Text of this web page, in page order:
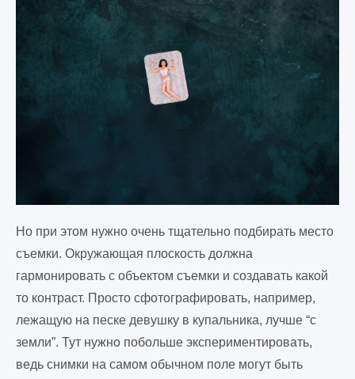
Но при этом нужно очень тщательно подбирать место
съемки. Окружающая плоскость должна
гармонировать с объектом съемки и создавать какой
то контраст. Просто сфотографировать, например,
лежащую на песке девушку в купальника, лучше “с
земли”. Тут нужно побольше экспериментировать,
ведь снимки на самом обычном поле могут быть